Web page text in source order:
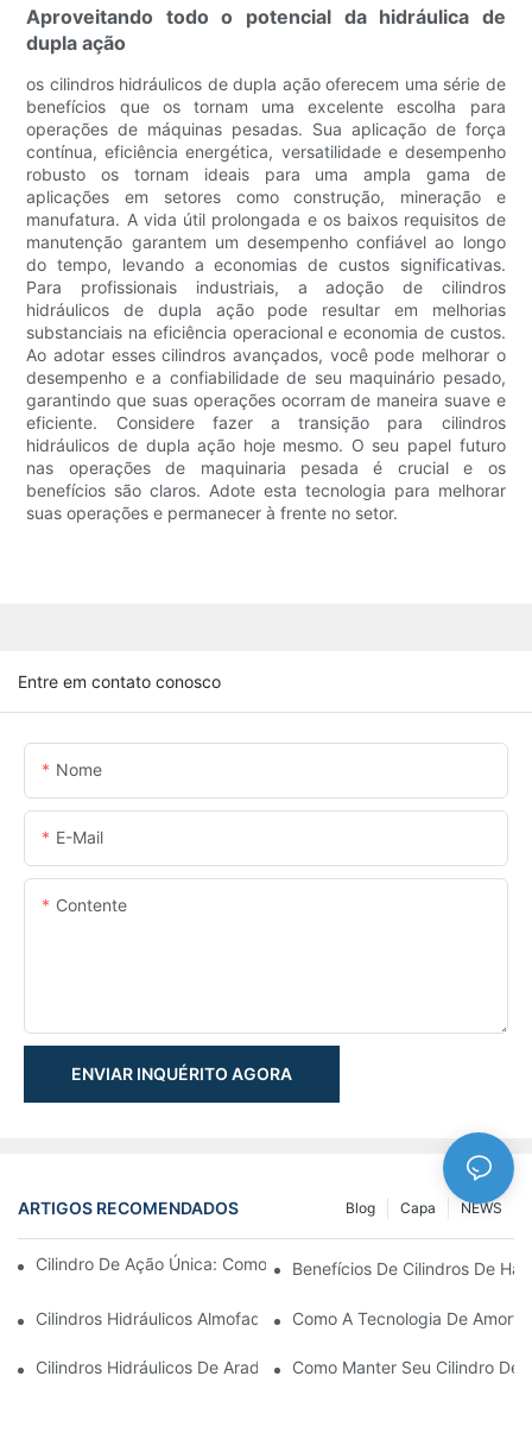
Aproveitando todo o potencial da hidráulica de
dupla ação
os cilindros hidráulicos de dupla ação oferecem uma série de
benefícios que os tornam uma excelente escolha para
operações de máquinas pesadas. Sua aplicação de força
contínua, eficiência energética, versatilidade e desempenho
robusto os tornam ideais para uma ampla gama de
aplicações em setores como construção, mineração e
manufatura. A vida útil prolongada e os baixos requisitos de
manutenção garantem um desempenho confiável ao longo
do tempo, levando a economias de custos significativas.
Para profissionais industriais, a adoção de cilindros
hidráulicos de dupla ação pode resultar em melhorias
substanciais na eficiência operacional e economia de custos.
Ao adotar esses cilindros avançados, você pode melhorar o
desempenho e a confiabilidade de seu maquinário pesado,
garantindo que suas operações ocorram de maneira suave e
eficiente. Considere fazer a transição para cilindros
hidráulicos de dupla ação hoje mesmo. O seu papel futuro
nas operações de maquinaria pesada é crucial e os
benefícios são claros. Adote esta tecnologia para melhorar
suas operações e permanecer à frente no setor.
Entre em contato conosco
Nome
E-Mail
Contente
ENVIAR INQUÉRITO AGORA
ARTIGOS RECOMENDADOS NEWS
Capa
Blog
Cilindro De Ação Única: Como Funciona & Aplicações Comuns
Benefícios De Cilindros De
Cilindros Hidráulicos Almofadados: Reduzindo O Impacto &
Como A Tecnologia De
Cilindros Hidráulicos De Arado De Neve: Principais Recursos
Como Manter Seu Cilindro De